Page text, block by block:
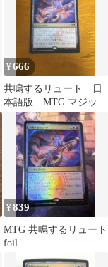
¥666
共鳴するリュート 日
本語版 MTG マジック
ザギャザリング
¥839
MTG 共鳴するリュート
foil